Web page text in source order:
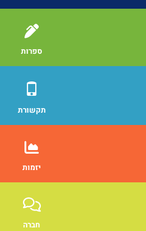
ספרות
תקשורת
יזמות
חברה